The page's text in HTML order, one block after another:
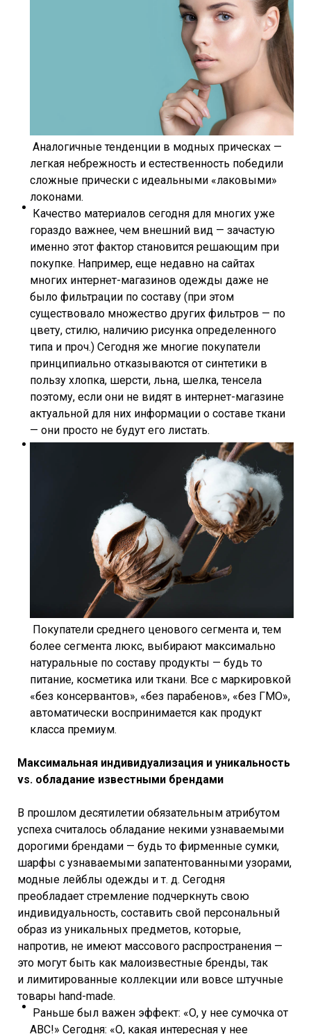
Аналогичные тенденции в модных прическах —
легкая небрежность и естественность победили
сложные прически с идеальными «лаковыми»
локонами.
Качество материалов сегодня для многих уже
гораздо важнее, чем внешний вид — зачастую
именно этот фактор становится решающим при
покупке. Например, еще недавно на сайтах
многих интернет-магазинов одежды даже не
было фильтрации по составу (при этом
существовало множество других фильтров — по
цвету, стилю, наличию рисунка определенного
типа и проч.) Сегодня же многие покупатели
принципиально отказываются от синтетики в
пользу хлопка, шерсти, льна, шелка, тенсела
поэтому, если они не видят в интернет-магазине
актуальной для них информации о составе ткани
— они просто не будут его листать.
Покупатели среднего ценового сегмента и, тем
более сегмента люкс, выбирают максимально
натуральные по составу продукты — будь то
питание, косметика или ткани. Все с маркировкой
«без консервантов», «без парабенов», «без ГМО»,
автоматически воспринимается как продукт
класса премиум.
Максимальная индивидуализация и уникальность
vs. обладание известными брендами
В прошлом десятилетии обязательным атрибутом
успеха считалось обладание некими узнаваемыми
дорогими брендами — будь то фирменные сумки,
шарфы с узнаваемыми запатентованными узорами,
модные лейблы одежды и т. д. Сегодня
преобладает стремление подчеркнуть свою
индивидуальность, составить свой персональный
образ из уникальных предметов, которые,
напротив, не имеют массового распространения —
это могут быть как малоизвестные бренды, так
и лимитированные коллекции или вовсе штучные
товары hand-made.
Раньше был важен эффект: «О, у нее сумочка от
ABC!» Сегодня: «О, какая интересная у нее